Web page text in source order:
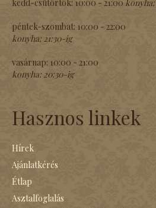
kedd-csütörtök: 10:00 - 21:00 konyha:
péntek-szombat: 10:00 - 22:00
konyha: 21:30-ig
vasárnap: 10:00 - 21:00
konyha: 20:30-ig
Hasznos linkek
Hírek
Ajánlatkérés
Étlap
Asztalfoglalás